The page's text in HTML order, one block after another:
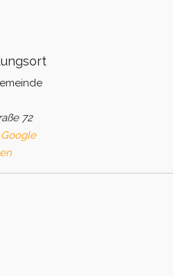
72
Google